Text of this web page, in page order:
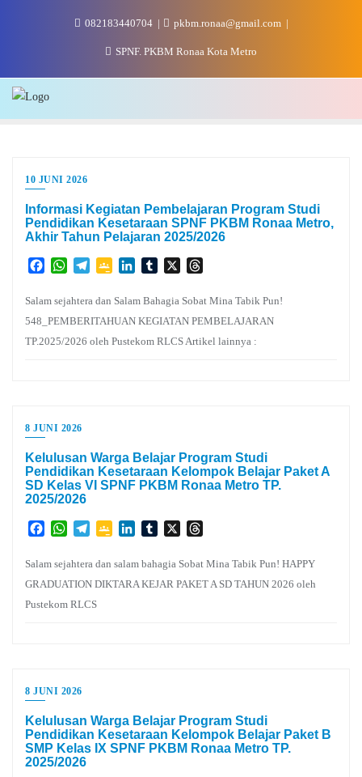
082183440704 pkbm.ronaa@gmail.com
SPNF. PKBM Ronaa Kota Metro
10 JUNI 2026
Informasi Kegiatan Pembelajaran Program Studi
Pendidikan Kesetaraan SPNF PKBM Ronaa Metro,
Akhir Tahun Pelajaran 2025/2026
FacebookWhatsApp
TelegramGoogleLinkedInTumblr
X
Salam sejahtera dan Salam Bahagia Sobat Mina Tabik Pun!
548_PEMBERITAHUAN KEGIATAN PEMBELAJARAN
TP.2025/2026 oleh Pustekom RLCS Artikel lainnya :
8 JUNI 2026
Kelulusan Warga Belajar Program Studi
Pendidikan Kesetaraan Kelompok Belajar Paket A
SD Kelas VI SPNF PKBM Ronaa Metro TP.
2025/2026
FacebookWhatsApp
TelegramGoogleLinkedInTumblr
X
Salam sejahtera dan salam bahagia Sobat Mina Tabik Pun! HAPPY
GRADUATION DIKTARA KEJAR PAKET A SD TAHUN 2026 oleh
Pustekom RLCS
8 JUNI 2026
Kelulusan Warga Belajar Program Studi
Pendidikan Kesetaraan Kelompok Belajar Paket B
SMP Kelas IX SPNF PKBM Ronaa Metro TP.
2025/2026